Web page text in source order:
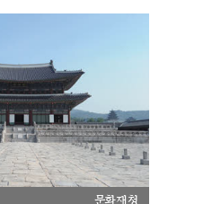
문화재청